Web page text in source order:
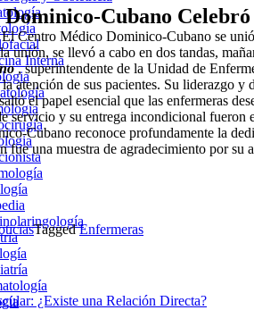
Interna
Cubano
Centro Médico Dominico-Cubano se
unión, se llevó a cabo en dos tandas,
, superintendente de la Unidad de
atención de sus pacientes. Su liderazgo
el papel esencial que las enfermeras
servicio y su entrega incondicional
Cubano reconoce profundamente la
fue una muestra de agradecimiento por
TaggedEnfermeras
¿Existe una Relación Directa?